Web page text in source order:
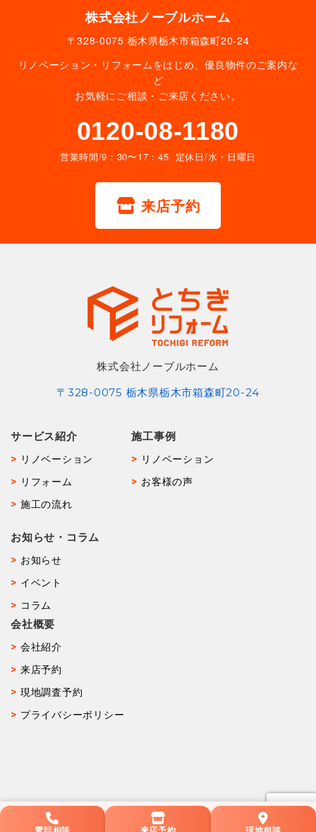
株式会社ノーブルホーム
〒328-0075 栃木県栃木市箱森町20-24
リノベーション・リフォームをはじめ、優良物件のご案内な
ど
お気軽にご相談・ご来店ください。
0120-08-1180
営業時間/9：30〜17：45 定休日/水・日曜日
来店予約
株式会社ノーブルホーム
〒328-0075 栃木県栃木市箱森町20-24
サービス紹介
リノベーション
リフォーム
施工の流れ
施工事例
リノベーション
お客様の声
お知らせ・コラム
お知らせ
イベント
コラム
会社概要
会社紹介
来店予約
現地調査予約
プライバシーポリシー